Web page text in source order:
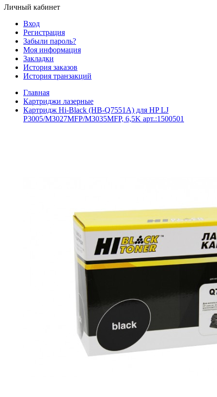
Личный кабинет
Вход
Регистрация
Забыли пароль?
Моя информация
Закладки
История заказов
История транзакций
Главная
Картриджи лазерные
Картридж Hi-Black (HB-Q7551A) для HP LJ
P3005/M3027MFP/M3035MFP, 6,5K арт.:1500501